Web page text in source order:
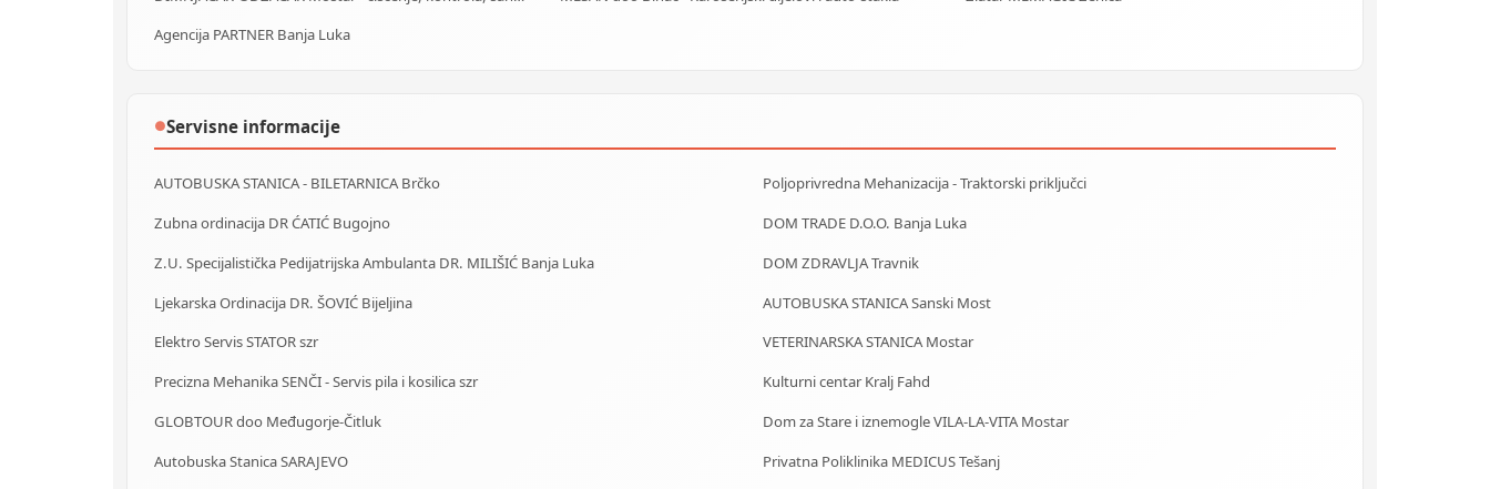
Agencija PARTNER Banja Luka
●Servisne informacije
AUTOBUSKA STANICA - BILETARNICA Brčko
Poljoprivredna Mehanizacija - Traktorski priključci
Zubna ordinacija DR ĆATIĆ Bugojno
DOM TRADE D.O.O. Banja Luka
Z.U. Specijalistička Pedijatrijska Ambulanta DR. MILIŠIĆ Banja Luka
DOM ZDRAVLJA Travnik
Ljekarska Ordinacija DR. ŠOVIĆ Bijeljina
AUTOBUSKA STANICA Sanski Most
Elektro Servis STATOR szr
VETERINARSKA STANICA Mostar
Precizna Mehanika SENČI - Servis pila i kosilica szr
Kulturni centar Kralj Fahd
GLOBTOUR doo Međugorje-Čitluk
Dom za Stare i iznemogle VILA-LA-VITA Mostar
Autobuska Stanica SARAJEVO
Privatna Poliklinika MEDICUS Tešanj